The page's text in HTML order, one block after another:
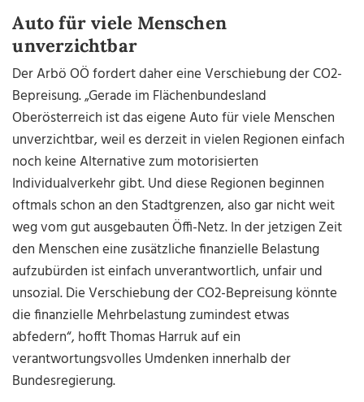
Auto für viele Menschen
unverzichtbar
Der Arbö OÖ fordert daher eine Verschiebung der CO2-
Bepreisung. „Gerade im Flächenbundesland
Oberösterreich ist das eigene Auto für viele Menschen
unverzichtbar, weil es derzeit in vielen Regionen einfach
noch keine Alternative zum motorisierten
Individualverkehr gibt. Und diese Regionen beginnen
oftmals schon an den Stadtgrenzen, also gar nicht weit
weg vom gut ausgebauten Öffi-Netz. In der jetzigen Zeit
den Menschen eine zusätzliche finanzielle Belastung
aufzubürden ist einfach unverantwortlich, unfair und
unsozial. Die Verschiebung der CO2-Bepreisung könnte
die finanzielle Mehrbelastung zumindest etwas
abfedern“, hofft Thomas Harruk auf ein
verantwortungsvolles Umdenken innerhalb der
Bundesregierung.